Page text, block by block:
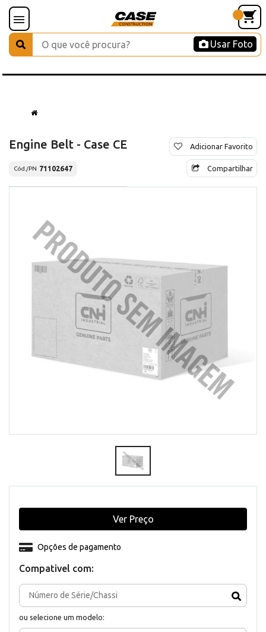
Usar Foto
Engine Belt - Case CE
Cód./PN 71102647
Adicionar Favorito
Compartilhar
Compativel com:
ou selecione um modelo:
Opções de pagamento
Ver Preço